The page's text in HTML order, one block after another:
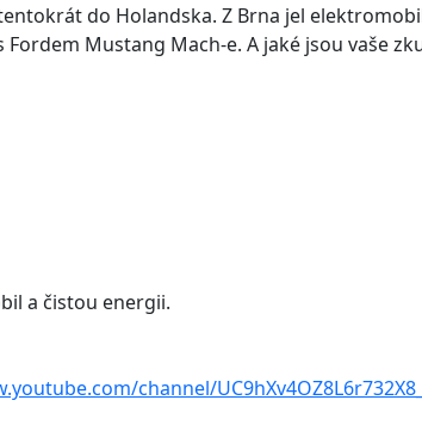
do Holandska. Z Brna jel
Mustang Mach-e. A jaké jsou vaše
a čistou energii.
channel/